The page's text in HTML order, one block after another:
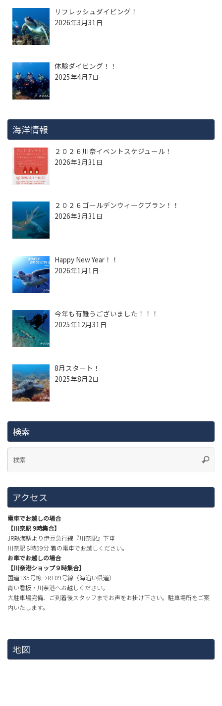
リフレッシュダイビング！
2026年3月31日
体験ダイビング！！
2025年4月7日
海洋情報
２０２６川奈イベントスケジュール！
2026年3月31日
２０２６ゴールデンウィークプラン！！
2026年3月31日
Happy New Year！！
2026年1月1日
今年も有難うございました！！！
2025年12月31日
8月スタート！
2025年8月2日
検索
アクセス
電車でお越しの場合
【川奈駅 9時集合】
JR熱海駅より伊豆急行線『川奈駅』下車
川奈駅 8時59分 着の電車でお越しください。
お車でお越しの場合
【川奈港ショップ９時集合】
国道135号線⇒R109号線（海沿い県道）
青い看板・川奈港へお越しください。
大駐車場完備、ご到着後スタッフまでお声をお掛け下さい。駐車場所をご案
内いたします。
地図